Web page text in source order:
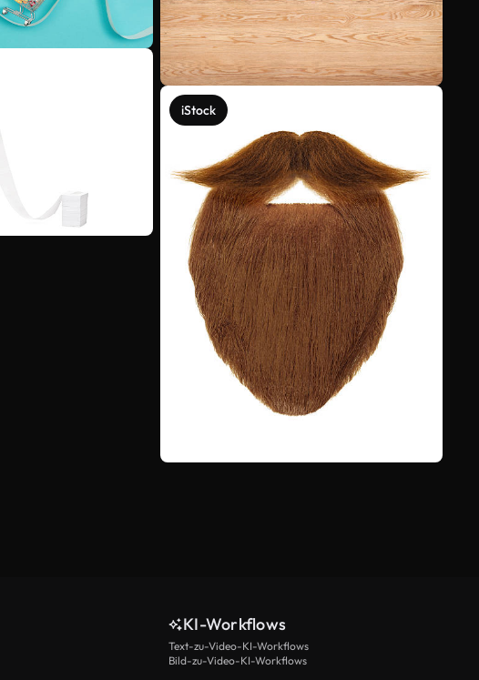
iStock
Mehr anzeigen
KI-Workflows
Text-zu-Video-KI-Workflows
Bild-zu-Video-KI-Workflows